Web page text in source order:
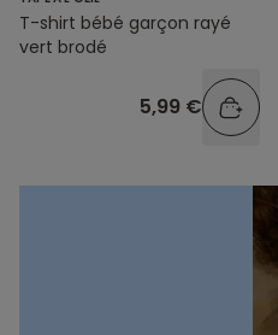
T-shirt bébé garçon rayé
vert brodé
5,99 €